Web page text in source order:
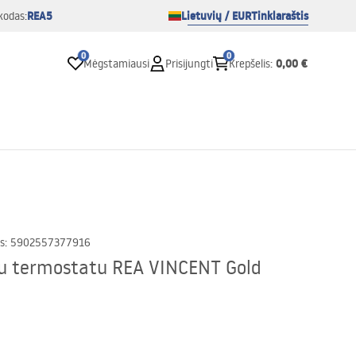
REA5 Lietuvių / EURTinklaraštis
0
Mėgstamiausi Prisijungti
0
Krepšelis: 0,00 €
: 5902557377916
REA VINCENT Gold